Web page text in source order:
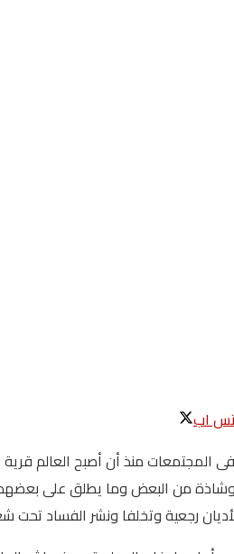
اب
فى المجتمعات منذ أن أصبح العالم
من البعض وما يطلق على بعضهم
رجعية وتخلفا ونشر الفساد تحت